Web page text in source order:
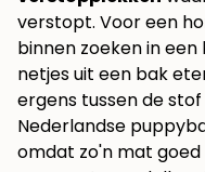
verstopt. Voor een
binnen zoeken in
netjes uit een bak
ergens tussen de stof
Nederlandse
omdat zo'n mat goed